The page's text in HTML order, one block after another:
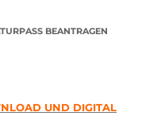
BEANTRAGEN
UND DIGITAL